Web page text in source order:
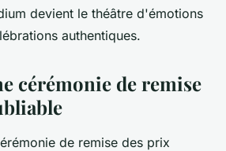
devient le théâtre d'émotions
authentiques.
cérémonie de remise
de remise des prix